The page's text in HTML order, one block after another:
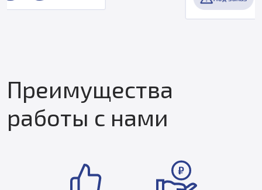
Преимущества
работы с нами